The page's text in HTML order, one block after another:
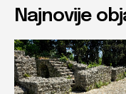
Najnovije